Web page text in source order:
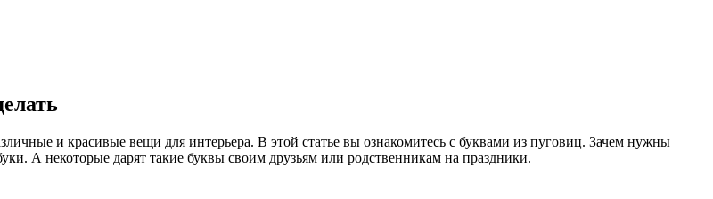
и красивые вещи для интерьера. В этой статье вы ознакомитесь с буквами из пуговиц. Зачем нужны
А некоторые дарят такие буквы своим друзьям или родственникам на праздники.